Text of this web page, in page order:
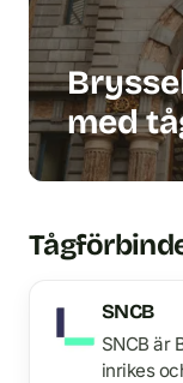
med
SNCB
SNCB är
inrikes